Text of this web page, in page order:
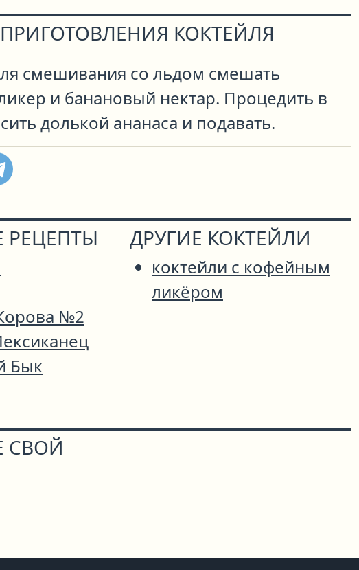
КОКТЕЙЛЯ
смешивания со льдом смешать
и банановый нектар. Процедить в
долькой ананаса и подавать.
№2
Бык
ДРУГИЕ КОКТЕЙЛИ
коктейли с кофейным
ликёром
СВОЙ